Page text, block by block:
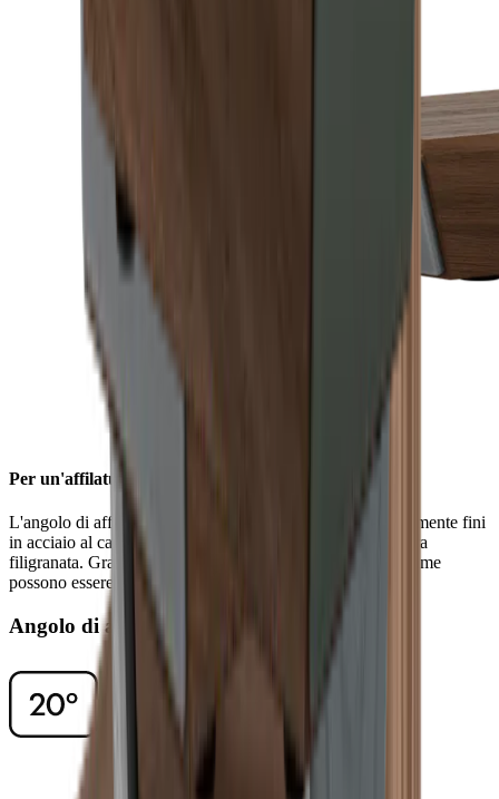
Per un'affilatura filigranata
L'angolo di affilatura di 15° conferisce alle lame particolarmente fini
in acciaio al carbonio o Damasco di alta qualità un'affilatura
filigranata. Grazie all'elevata durezza dell'acciaio, queste lame
possono essere affilate in modo particolarmente fine.
Angolo di affilatura di 20°